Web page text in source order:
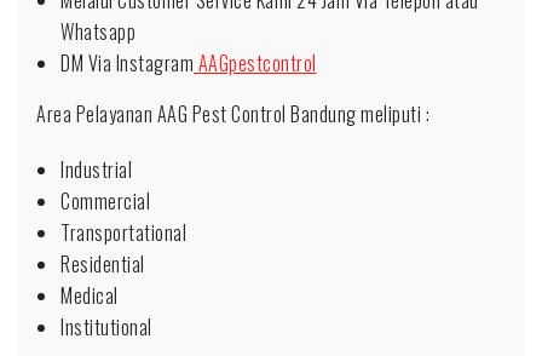
Whatsapp
DM Via Instagram AAGpestcontrol
Area Pelayanan AAG Pest Control Bandung meliputi :
Industrial
Commercial
Transportational
Residential
Medical
Institutional